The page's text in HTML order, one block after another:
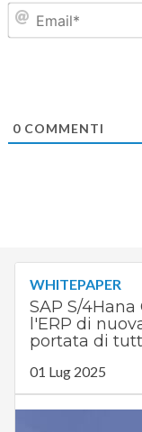
0COMMENTI
WHITEPAPER
SAP S/
l'ERP di
portata di
01 Lug 2025